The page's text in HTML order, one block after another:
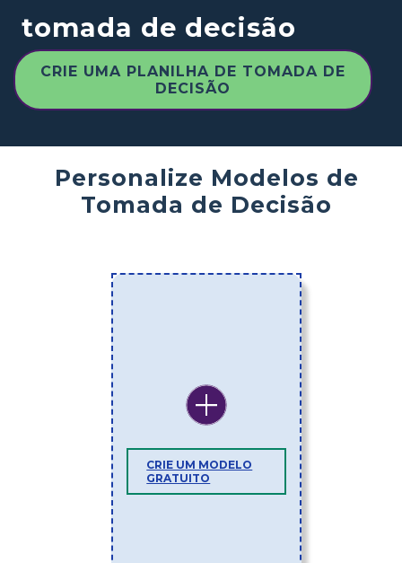
tomada de decisão
CRIE UMA PLANILHA DE TOMADA DE
DECISÃO
Personalize Modelos de
Tomada de Decisão
CRIE UM MODELO
GRATUITO